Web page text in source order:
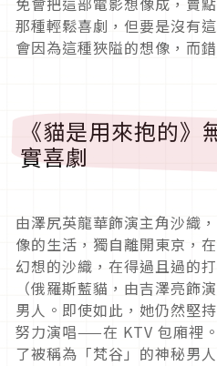
那種輕鬆喜劇，但要是沒有
會因為這種狹隘的想像，而
《貓是用來抱的
實喜劇
由澤尻英龍華飾演主角沙織
像的生活，獨自離開東京，
幻想的沙織，在得過且過的
（俄羅斯藍貓，由吉澤亮飾
男人。即使如此，她仍然堅
努力演唱——在 KTV 包廂裡
了被稱為「梵谷」的神秘男